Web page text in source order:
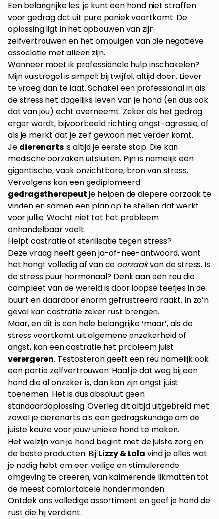
Een belangrijke les: je kunt een hond niet straffen
voor gedrag dat uit pure paniek voortkomt. De
oplossing ligt in het opbouwen van zijn
zelfvertrouwen en het ombuigen van die negatieve
associatie met alleen zijn.
Wanneer moet ik professionele hulp inschakelen?
Mijn vuistregel is simpel: bij twijfel, altijd doen. Liever
te vroeg dan te laat. Schakel een professional in als
de stress het dagelijks leven van je hond (en dus ook
dat van jou) echt overneemt. Zeker als het gedrag
erger wordt, bijvoorbeeld richting angst-agressie, of
als je merkt dat je zelf gewoon niet verder komt.
Je dierenartsis altijd je eerste stop. Die kan
medische oorzaken uitsluiten. Pijn is namelijk een
gigantische, vaak onzichtbare, bron van stress.
Vervolgens kan een gediplomeerd
gedragstherapeut je helpen de diepere oorzaak te
vinden en samen een plan op te stellen dat werkt
voor jullie. Wacht niet tot het probleem
onhandelbaar voelt.
Helpt castratie of sterilisatie tegen stress?
Deze vraag heeft geen ja-of-nee-antwoord, want
het hangt volledig af van de oorzaakvan de stress. Is
de stress puur hormonaal? Denk aan een reu die
compleet van de wereld is door loopse teefjes in de
buurt en daardoor enorm gefrustreerd raakt. In zo’n
geval kan castratie zeker rust brengen.
Maar, en dit is een hele belangrijke ‘maar’, als de
stress voortkomt uit algemene onzekerheid of
angst, kan een castratie het probleem juist
verergeren. Testosteron geeft een reu namelijk ook
een portie zelfvertrouwen. Haal je dat weg bij een
hond die al onzeker is, dan kan zijn angst juist
toenemen. Het is dus absoluut geen
standaardoplossing. Overleg dit altijd uitgebreid met
zowel je dierenarts als een gedragskundige om de
juiste keuze voor jouw unieke hond te maken.
Het welzijn van je hond begint met de juiste zorg en
de beste producten. Bij Lizzy & Lola vind je alles wat
je nodig hebt om een veilige en stimulerende
omgeving te creëren, van kalmerende likmatten tot
de meest comfortabele hondenmanden.
Ontdek ons volledige assortiment en geef je hond de
rust die hij verdient.